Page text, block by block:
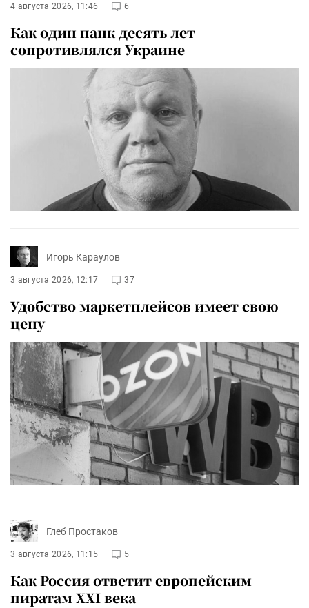
4 августа 2026, 11:46 6
Как один панк десять лет
сопротивлялся Украине
Игорь Караулов
3 августа 2026, 12:17 37
Удобство маркетплейсов имеет свою
цену
Глеб Простаков
3 августа 2026, 11:15 5
Как Россия ответит европейским
пиратам XXI века